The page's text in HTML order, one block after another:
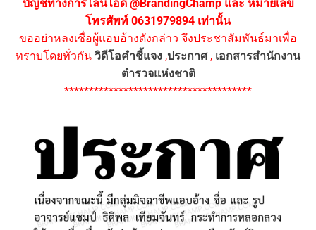
บัญชีทางการไลน์ไอดี @BrandingChamp และ หมายเลข
โทรศัพท์ 0631979894 เท่านั้น
ขออย่าหลงเชื่อผู้แอบอ้างดังกล่าว จึงประชาสัมพันธ์มาเพื่อ
ทราบโดยทั่วกัน วิดีโอคำชี้แจง ,ประกาศ, เอกสารสำนักงาน
ตำรวจแห่งชาติ
**************************************